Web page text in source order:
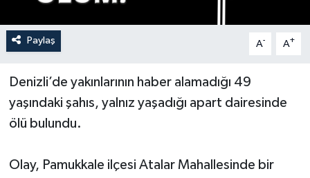
Paylaş A- A+
Denizli’de yakınlarının haber alamadığı 49
yaşındaki şahıs, yalnız yaşadığı apart dairesinde
ölü bulundu.
Olay, Pamukkale ilçesi Atalar Mahallesinde bir